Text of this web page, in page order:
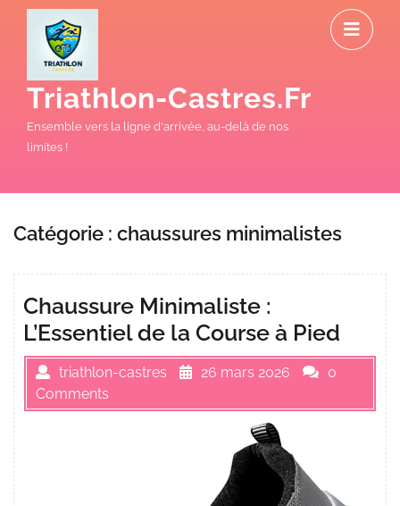
Triathlon-Castres.fr
Ensemble vers la ligne d'arrivée, au-delà de nos
limites !
Catégorie : chaussures minimalistes
Chaussure Minimaliste :
L’Essentiel de la Course à Pied
triathlon-castres 26 mars 2026
0
Comments